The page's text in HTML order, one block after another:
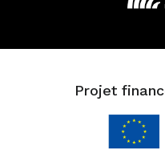
Projet